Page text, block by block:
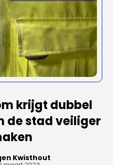
krijgt dubbel
de stad veiliger
Kwisthout